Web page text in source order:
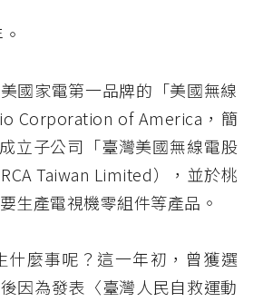
國家電第一品牌的「美國無線
Corporation of America，簡
立子公司「臺灣美國無線電股
Taiwan Limited），並於桃
生產電視機零組件等產品。
什麼事呢？這一年初，曾獲選
因為發表〈臺灣人民自救運動